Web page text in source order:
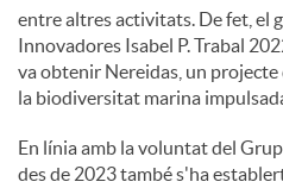
entre altres activitats. De fet, el
Innovadores Isabel P. Trabal
va obtenir Nereidas, un
la biodiversitat marina
En línia amb la voluntat del
des de 2023 també s'ha